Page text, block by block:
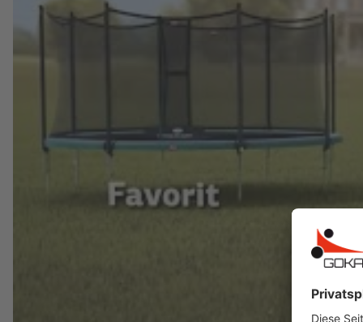
Die Beine werden mit einem sicheren
Die Schlingen für die stabilen
Federn
"BERG Goldspring Solo
" ist
Diese Federn sind mit einer starken,
Sicherheitsnetz mit gut zugänglichem,